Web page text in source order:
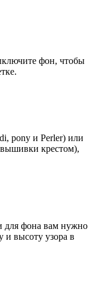
фон, чтобы
pony и Perler) или
вышивки крестом),
для фона вам нужно
высоту узора в